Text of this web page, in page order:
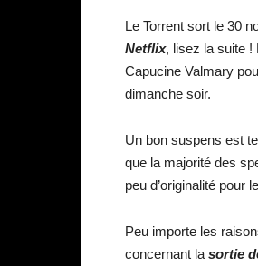
Le Torrent sort le 30
Netflix, lisez la suite !
Capucine Valmary
dimanche soir.
Un bon suspens est
que la majorité des
peu d’originalité pour
Peu importe les
concernant la sortie